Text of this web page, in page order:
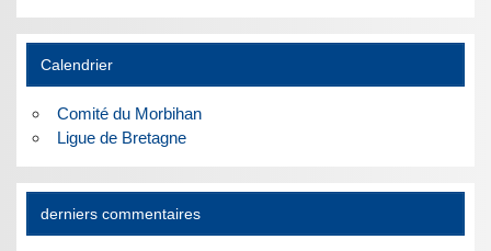
Calendrier
Comité du Morbihan
Ligue de Bretagne
derniers commentaires